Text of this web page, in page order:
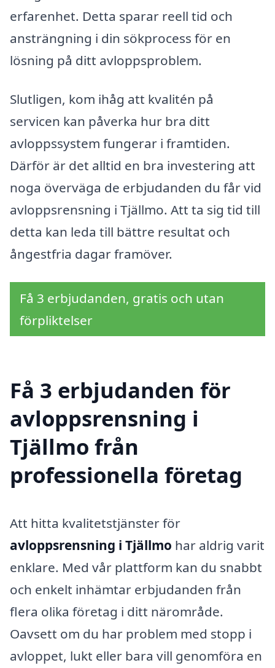
erfarenhet. Detta sparar reell tid och
ansträngning i din sökprocess för en
lösning på ditt avloppsproblem.
Slutligen, kom ihåg att kvalitén på
servicen kan påverka hur bra ditt
avloppssystem fungerar i framtiden.
Därför är det alltid en bra investering att
noga överväga de erbjudanden du får vid
avloppsrensning i Tjällmo. Att ta sig tid till
detta kan leda till bättre resultat och
ångestfria dagar framöver.
Få 3 erbjudanden, gratis och utan
förpliktelser
Få 3 erbjudanden för
avloppsrensning i
Tjällmo från
professionella företag
Att hitta kvalitetstjänster för
avloppsrensning i Tjällmo har aldrig varit
enklare. Med vår plattform kan du snabbt
och enkelt inhämtar erbjudanden från
flera olika företag i ditt närområde.
Oavsett om du har problem med stopp i
avloppet, lukt eller bara vill genomföra en